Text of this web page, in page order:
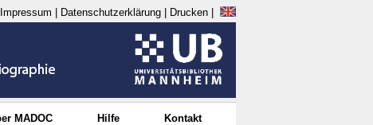
Impressum Datenschutzerklärung Drucken
MADOC Hilfe Kontakt